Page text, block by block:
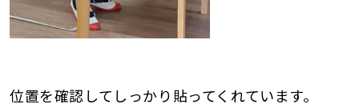
位置を確認してしっかり貼ってくれています。